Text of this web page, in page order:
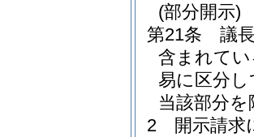
(部分開示)
第21条
議
含まれて
易に区分
当該部分
2
開示請求